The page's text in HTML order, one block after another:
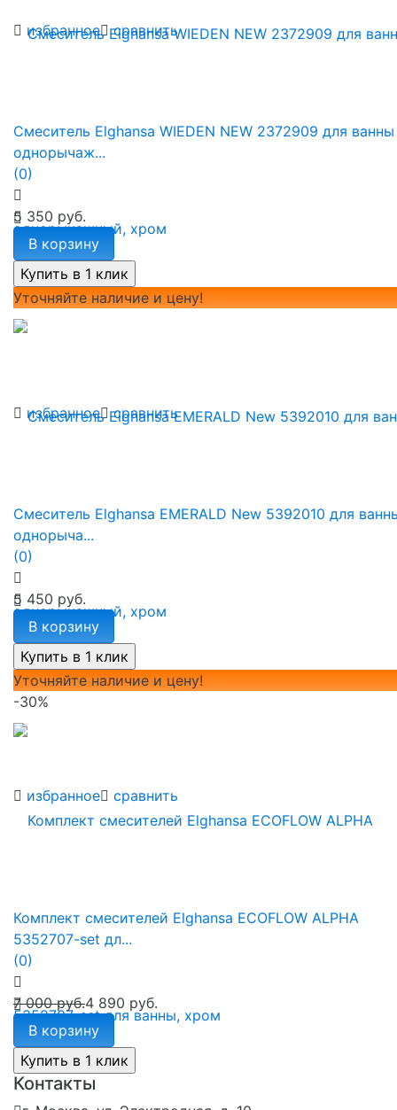
избранное сравнить
избранное сравнить
Смеситель Elghansa WIEDEN NEW 2372909 для ванны
однорычаж...
(0)
5 350 руб.
В корзину
Уточняйте наличие и цену!
избранное сравнить
Смеситель Elghansa EMERALD New 5392010 для
однорыча...
(0)
5 450 руб.
В корзину
Уточняйте наличие и цену!
-30%
Комплект смесителей Elghansa ECOFLOW ALPHA
5352707-set дл...
(0)
7 000 руб.4 890 руб.
В корзину
Контакты